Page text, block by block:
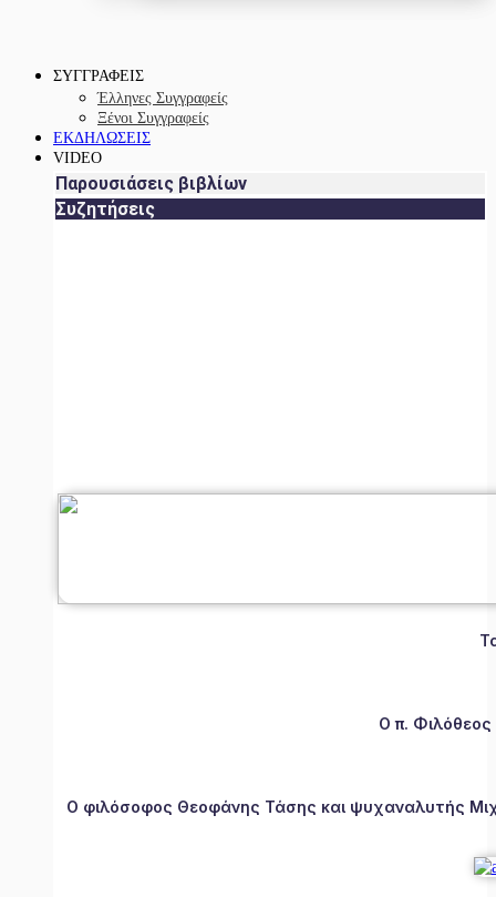
ΣΥΓΓΡΑΦΕΙΣ
Έλληνες Συγγραφείς
Ξένοι Συγγραφείς
ΕΚΔΗΛΩΣΕΙΣ
VIDEO
Παρουσιάσεις βιβλίων
Συζητήσεις
Ο π.
Ο φιλόσοφος Θεοφάνης Τάσης και ψυχαναλυτής